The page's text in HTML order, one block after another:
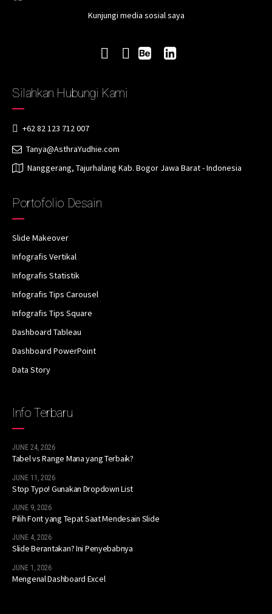
Kunjungi media sosial saya
Silahkan Hubungi Kami
+62 82 123 712 007
Tanya@AsthraYudhie.com
Nanggerang, Tajurhalang Kab. Bogor Jawa Barat - Indonesia
Portofolio Desain
Slide Makeover
Infografis Vertikal
Infografis Statistik
Infografis Tips Carousel
Infografis Tips Square
Dashboard Tableau
Dashboard PowerPoint
Data Story
Info Terbaru
JUNE 24, 2026
Tabel vs Range Mana yang Terbaik?
JUNE 11, 2026
Stop Typo! Gunakan Dropdown List
JUNE 9, 2026
Pilih Font yang Tepat Saat Mendesain Slide
JUNE 4, 2026
Slide Berantakan? Ini Penyebabnya
JUNE 1, 2026
Mengenal Dashboard Excel